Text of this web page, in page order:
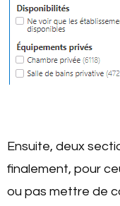
Ensuite, deux
finalement, pour
ou pas mettre de